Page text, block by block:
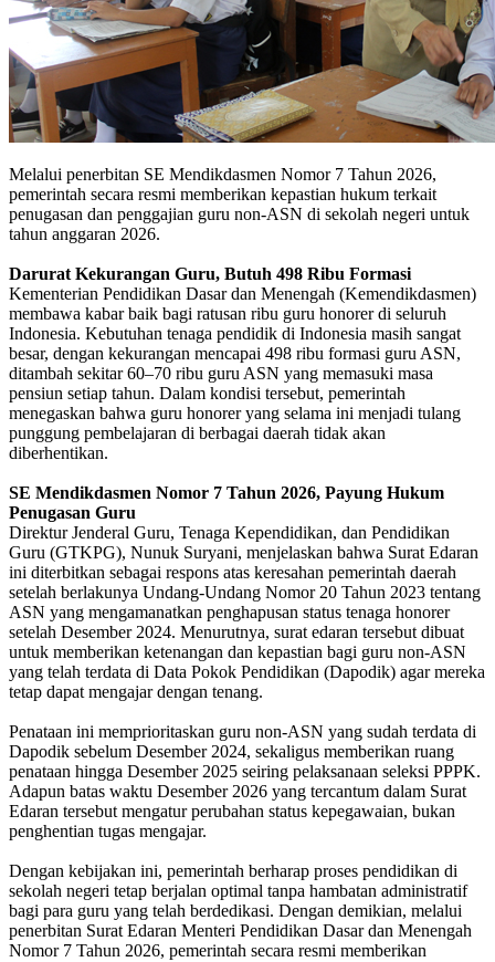
Melalui penerbitan SE Mendikdasmen Nomor 7 Tahun 2026,
pemerintah secara resmi memberikan kepastian hukum terkait
penugasan dan penggajian guru non-ASN di sekolah negeri untuk
tahun anggaran 2026.
Darurat Kekurangan Guru, Butuh 498 Ribu Formasi
Kementerian Pendidikan Dasar dan Menengah (Kemendikdasmen)
membawa kabar baik bagi ratusan ribu guru honorer di seluruh
Indonesia. Kebutuhan tenaga pendidik di Indonesia masih sangat
besar, dengan kekurangan mencapai 498 ribu formasi guru ASN,
ditambah sekitar 60–70 ribu guru ASN yang memasuki masa
pensiun setiap tahun. Dalam kondisi tersebut, pemerintah
menegaskan bahwa guru honorer yang selama ini menjadi tulang
punggung pembelajaran di berbagai daerah tidak akan
diberhentikan.
SE Mendikdasmen Nomor 7 Tahun 2026, Payung Hukum
Penugasan Guru
Direktur Jenderal Guru, Tenaga Kependidikan, dan Pendidikan
Guru (GTKPG), Nunuk Suryani, menjelaskan bahwa Surat Edaran
ini diterbitkan sebagai respons atas keresahan pemerintah daerah
setelah berlakunya Undang-Undang Nomor 20 Tahun 2023 tentang
ASN yang mengamanatkan penghapusan status tenaga honorer
setelah Desember 2024. Menurutnya, surat edaran tersebut dibuat
untuk memberikan ketenangan dan kepastian bagi guru non-ASN
yang telah terdata di Data Pokok Pendidikan (Dapodik) agar mereka
tetap dapat mengajar dengan tenang.
Penataan ini memprioritaskan guru non-ASN yang sudah terdata di
Dapodik sebelum Desember 2024, sekaligus memberikan ruang
penataan hingga Desember 2025 seiring pelaksanaan seleksi PPPK.
Adapun batas waktu Desember 2026 yang tercantum dalam Surat
Edaran tersebut mengatur perubahan status kepegawaian, bukan
penghentian tugas mengajar.
Dengan kebijakan ini, pemerintah berharap proses pendidikan di
sekolah negeri tetap berjalan optimal tanpa hambatan administratif
bagi para guru yang telah berdedikasi. Dengan demikian, melalui
penerbitan Surat Edaran Menteri Pendidikan Dasar dan Menengah
Nomor 7 Tahun 2026, pemerintah secara resmi memberikan